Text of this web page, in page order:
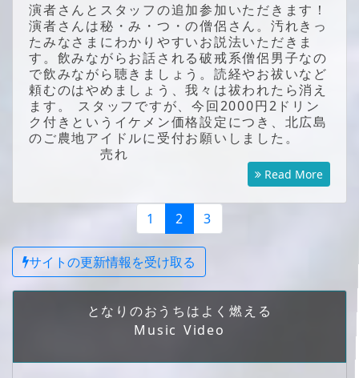
演者さんとスタッフの追加参加いただきます！
演者さんは秘・み・つ・の僧侶さん。汚れきっ
たみなさまにわかりやすいお説法いただきま
す。飲みながらお話される破戒系僧侶男子なの
で飲みながら聴きましょう。読経やお祓いなど
頼むのはやめましょう、我々は祓われたら消え
ます。 スタッフですが、今回2000円2ドリン
ク付きというイケメン価格設定につき、北広島
のご農地アイドルに受付お願いしました。
売れ
Read More
1 2 3
サイトの更新情報を受け取る
となりのおうちはよく燃える
Music Video